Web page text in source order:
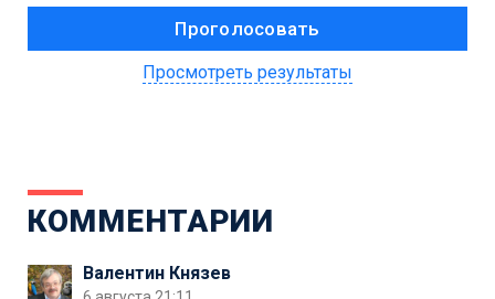
Просмотреть результаты
КОММЕНТАРИИ
Валентин Князев